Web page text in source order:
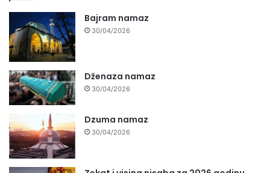
Bajram namaz
30/04/2026
Dženaza namaz
30/04/2026
Dzuma namaz
30/04/2026